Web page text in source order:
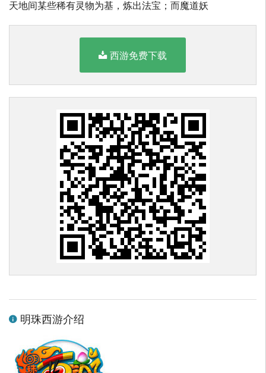
天地间某些稀有灵物为基，炼出法宝；而魔道妖
西游免费下载
明珠西游介绍